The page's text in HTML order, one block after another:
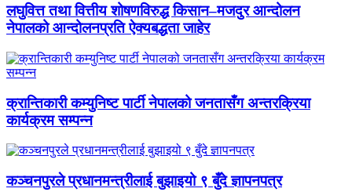
लघुवित्त तथा वित्तीय शोषणविरुद्ध किसान–मजदुर आन्दोलन
नेपालको आन्दोलनप्रति ऐक्यबद्धता जाहेर
क्रान्तिकारी कम्युनिष्ट पार्टी नेपालको जनतासँग अन्तरक्रिया
कार्यक्रम सम्पन्न
कञ्चनपुरले प्रधानमन्त्रीलाई बुझाइयो ९ बुँदे ज्ञापनपत्र